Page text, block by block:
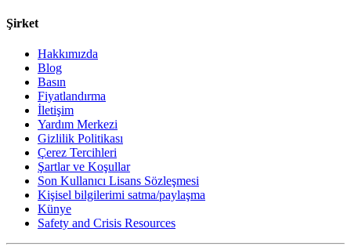
Şirket
Hakkımızda
Blog
Basın
Fiyatlandırma
İletişim
Yardım Merkezi
Gizlilik Politikası
Çerez Tercihleri
Şartlar ve Koşullar
Son Kullanıcı Lisans Sözleşmesi
Kişisel bilgilerimi satma/paylaşma
Künye
Safety and Crisis Resources